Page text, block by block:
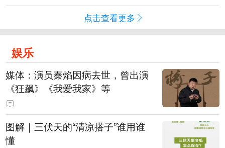
点击查看更多
娱乐
媒体：演员秦焰因病去世，曾出演
《狂飙》《我爱我家》等
图解｜三伏天的“清凉搭子”谁用谁
懂